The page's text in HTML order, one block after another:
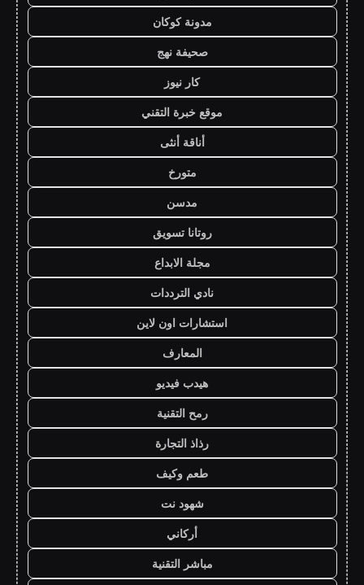
مدونة كوكان
صحيفة نهج
كار نيوز
موقع خبرة التقني
أناقة أنثى
متورخ
مدسن
روتانا تسويق
مجلة الابداع
نادي الترددات
استشارات اون لاين
المعارف
هيدب فيديو
رمح التقنية
رذاذ التجارة
طعم وكيف
شهود نت
أركاني
مباشر التقنية